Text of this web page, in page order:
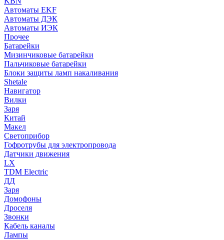
Автоматы EKF
Автоматы ДЭК
Автоматы ИЭК
Прочее
Батарейки
Мизинчиковые батарейки
Пальчиковые батарейки
Блоки защиты ламп накаливания
Shetale
Навигатор
Вилки
Заря
Китай
Макел
Светоприбор
Гофротрубы для электропровода
Датчики движения
LX
TDM Electric
ДД
Заря
Домофоны
Дроселя
Звонки
Кабель каналы
Лампы